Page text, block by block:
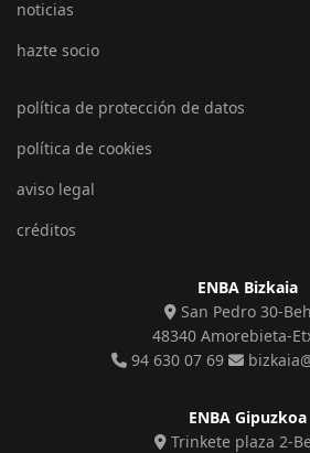
noticias
hazte socio
política de protección de datos
política de cookies
aviso legal
créditos
ENBA Bizkaia
San Pedro 30-
48340 Amorebieta-
94 630 07 69
ENBA Gipuzkoa
Trinkete plaza 2-